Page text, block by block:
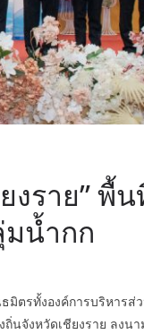
งราย” พื้
น้ำกก
ตรทั้งองค์การบริหารส่
นจังหวัดเชียงราย ลงน